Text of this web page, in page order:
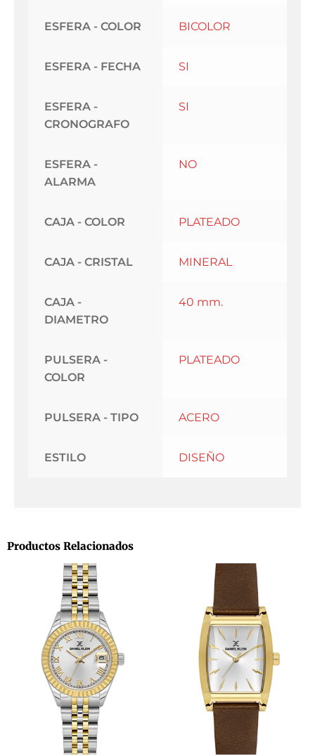
ESFERA - COLOR BICOLOR
ESFERA - FECHA SI
ESFERA -
CRONOGRAFO
SI
ESFERA -
ALARMA
NO
CAJA - COLOR PLATEADO
CAJA - CRISTAL MINERAL
CAJA -
DIAMETRO
40 mm.
PULSERA -
COLOR
PLATEADO
PULSERA - TIPO ACERO
ESTILO DISEÑO
Productos Relacionados